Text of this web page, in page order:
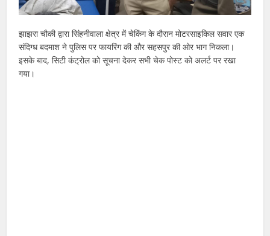
झाझरा चौकी द्वारा सिंहनीवाला क्षेत्र में चेकिंग के दौरान मोटरसाइकिल सवार एक
संदिग्ध बदमाश ने पुलिस पर फायरिंग की और सहसपुर की ओर भाग निकला।
इसके बाद, सिटी कंट्रोल को सूचना देकर सभी चेक पोस्ट को अलर्ट पर रखा
गया।